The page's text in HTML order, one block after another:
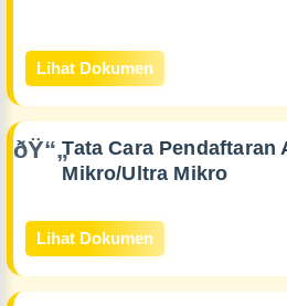
Lihat Dokumen
Tata Cara Pendaftaran
Mikro/Ultra Mikro
Lihat Dokumen